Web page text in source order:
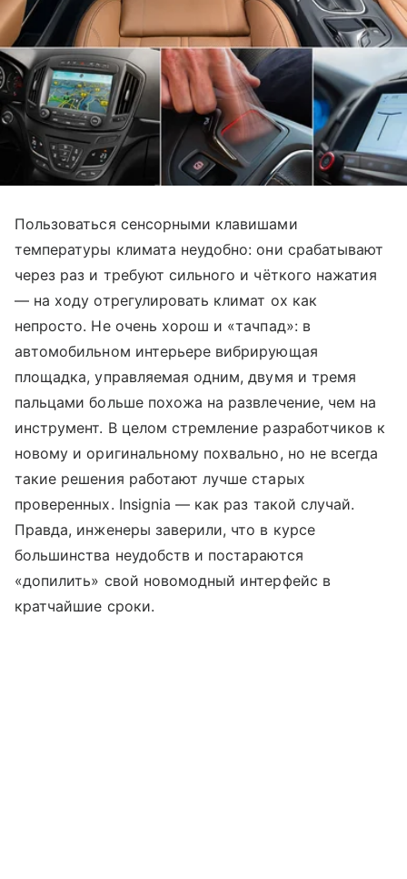
Пользоваться сенсорными клавишами
температуры климата неудобно: они срабатывают
через раз и требуют сильного и чёткого нажатия
— на ходу отрегулировать климат ох как
непросто. Не очень хорош и «тачпад»: в
автомобильном интерьере вибрирующая
площадка, управляемая одним, двумя и тремя
пальцами больше похожа на развлечение, чем на
инструмент. В целом стремление разработчиков к
новому и оригинальному похвально, но не всегда
такие решения работают лучше старых
проверенных. Insignia — как раз такой случай.
Правда, инженеры заверили, что в курсе
большинства неудобств и постараются
«допилить» свой новомодный интерфейс в
кратчайшие сроки.